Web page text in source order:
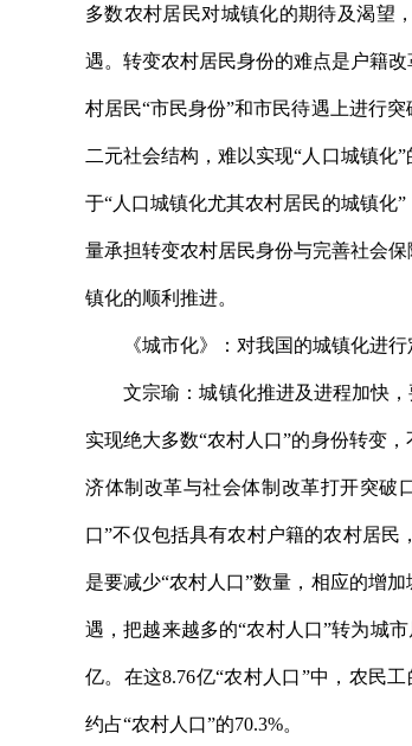
多数农村居民对城镇化的期待及渴望
遇。转变农村居民身份的难点是户籍
村居民“市民身份”和市民待遇上进行
二元社会结构，难以实现“人口城镇化
于“人口城镇化尤其农村居民的城镇化
量承担转变农村居民身份与完善社会
镇化的顺利推进。
《城市化》：对我国的城镇化进行
文宗瑜：城镇化推进及进程加快，
实现绝大多数“农村人口”的身份转变
济体制改革与社会体制改革打开突破
口”不仅包括具有农村户籍的农村居
是要减少“农村人口”数量，相应的增
遇，把越来越多的“农村人口”转为城
亿。在这8.76亿“农村人口”中，农民
约占“农村人口”的70.3%。